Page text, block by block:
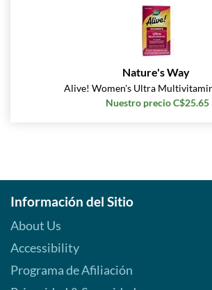
Nature's Way
Alive! Women's Ultra
Nuestro precio C$25.65
Información del Sitio
About Us
Accessibility
Programa de Afiliación